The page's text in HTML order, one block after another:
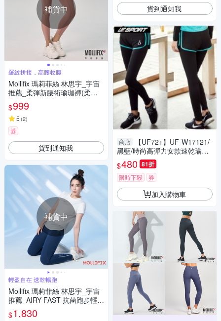
補貨中
羅紋拼接，高腰收腹
Mollifix 瑪莉菲絲 林思宇_宇宙
推薦_柔彈新腰術瑜珈褲(柔粉)
瑜珈服、Legging
$999
5 (2)
券
貨到通知我
補貨中
輕盈自在 速乾暢跑
Mollifix 瑪莉菲絲 林思宇_宇宙
推薦_AIRY FAST 抗菌跑步輕速
褲(深藍)、瑜珈服、Legging
$1,830
貨到通知我
商店
【UF72+】UF-W17121/
黑藍/時尚高彈力女款速乾瑜珈
輕壓假兩件運動褲
$480 81折
限時下殺 券
加入購物車